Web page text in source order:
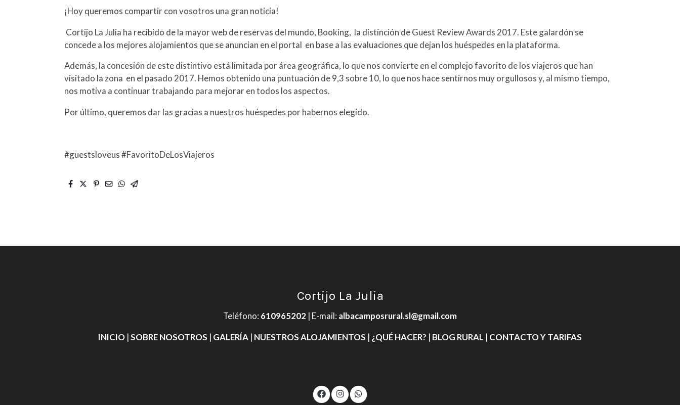
¡Hoy queremos compartir con vosotros una gran noticia!
Cortijo La Julia ha recibido de la mayor web de reservas del mundo, Booking, la distinción de Guest Review Awards 2017. Este galardón se
concede a los mejores alojamientos que se anuncian en el portal en base a las evaluaciones que dejan los huéspedes en la plataforma.
Además, la concesión de este distintivo está limitada por área geográfica, lo que nos convierte en el complejo favorito de los viajeros que han
visitado la zona en el pasado 2017. Hemos obtenido una puntuación de 9,3 sobre 10, lo que nos hace sentirnos muy orgullosos y, al mismo tiempo,
nos motiva a continuar trabajando para mejorar en todos los aspectos.
Por último, queremos dar las gracias a nuestros huéspedes por habernos elegido.
#guestsloveus #FavoritoDeLosViajeros
Cortijo La Julia
Teléfono: 610965202 | E-mail: albacamposrural.sl@gmail.com
INICIO |SOBRE NOSOTROS | GALERÍA | NUESTROS ALOJAMIENTOS | ¿QUÉ HACER? | BLOG RURAL | CONTACTO Y TARIFAS